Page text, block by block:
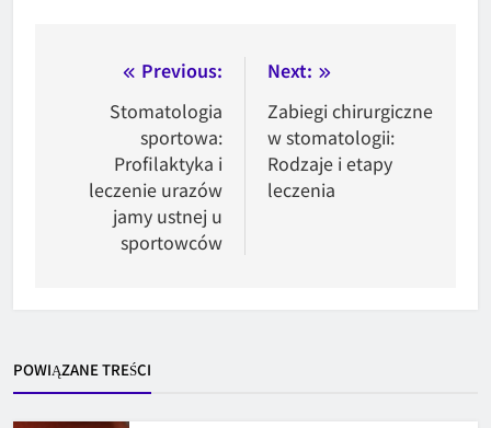
Nawigacja
wpisu
Previous:
Stomatologia
sportowa:
Profilaktyka i
leczenie urazów
jamy ustnej u
sportowców
Next:
Zabiegi chirurgiczne
w stomatologii:
Rodzaje i etapy
leczenia
POWIĄZANE TREŚCI